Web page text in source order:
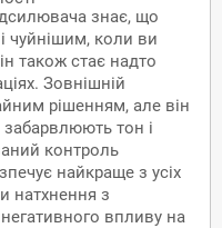
знає, що
чуйнішим, коли ви
також стає надто
Зовнішній
рішенням, але він
тон і
контроль
найкраще з усіх
натхнення з
впливу на